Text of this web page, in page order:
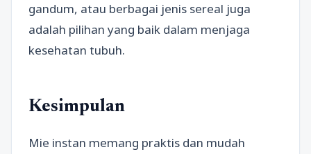
gandum, atau berbagai jenis sereal juga
adalah pilihan yang baik dalam menjaga
kesehatan tubuh.
Kesimpulan
Mie instan memang praktis dan mudah